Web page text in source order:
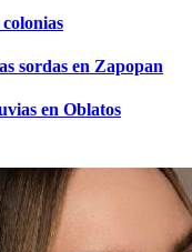
sordas en Zapopan
en Oblatos